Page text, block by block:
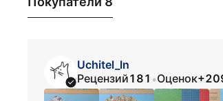
Uchitel_ln
Рецензий181 •Оценок